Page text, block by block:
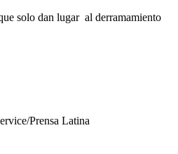
solo dan lugar al derramamiento
Prensa Latina